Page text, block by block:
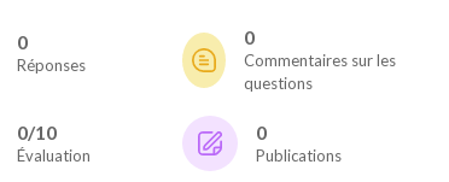
0
Réponses
0
Commentaires sur les
questions
0/10
Évaluation
0
Publications